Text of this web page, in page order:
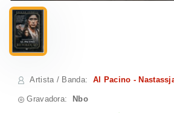
Artista / Banda: Al Pacino -
Gravadora: Nbo